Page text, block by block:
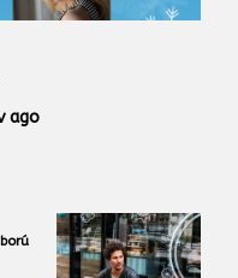
ago